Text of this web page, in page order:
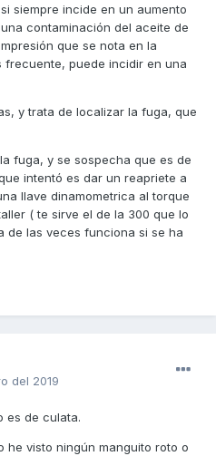
siempre incide en un aumento
contaminación del aceite de
que se nota en la
frecuente, puede incidir en una
y trata de localizar la fuga, que
fuga, y se sospecha que es de
intentó es dar un reapriete a
llave dinamometrica al torque
( te sirve el de la 300 que lo
de las veces funciona si se ha
del 2019
es de culata.
he visto ningún manguito roto o